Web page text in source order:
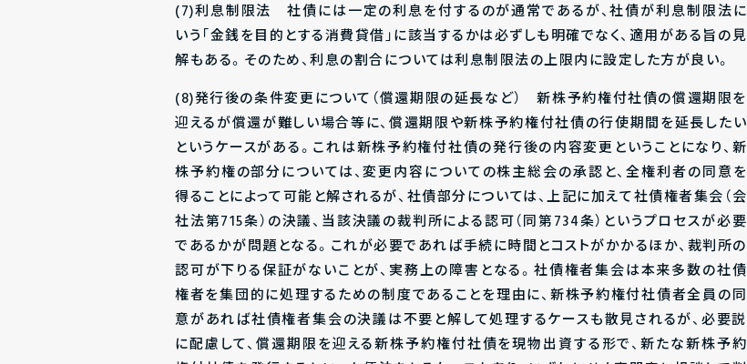
(7)利息制限法 社債には一定の利息を付するのが通常であるが、社債が利息制限法に
いう「金銭を目的とする消費貸借」に該当するかは必ずしも明確でなく、適用がある旨の見
解もある。そのため、利息の割合については利息制限法の上限内に設定した方が良い。
(8)発行後の条件変更について（償還期限の延長など） 新株予約権付社債の償還期限を
迎えるが償還が難しい場合等に、償還期限や新株予約権付社債の行使期間を延長したい
というケースがある。これは新株予約権付社債の発行後の内容変更ということになり、新
株予約権の部分については、変更内容についての株主総会の承認と、全権利者の同意を
得ることによって可能と解されるが、社債部分については、上記に加えて社債権者集会（会
社法第715条）の決議、当該決議の裁判所による認可（同第734条）というプロセスが必要
であるかが問題となる。これが必要であれば手続に時間とコストがかかるほか、裁判所の
認可が下りる保証がないことが、実務上の障害となる。社債権者集会は本来多数の社債
権者を集団的に処理するための制度であることを理由に、新株予約権付社債者全員の同
意があれば社債権者集会の決議は不要と解して処理するケースも散見されるが、必要説
に配慮して、償還期限を迎える新株予約権付社債を現物出資する形で、新たな新株予約